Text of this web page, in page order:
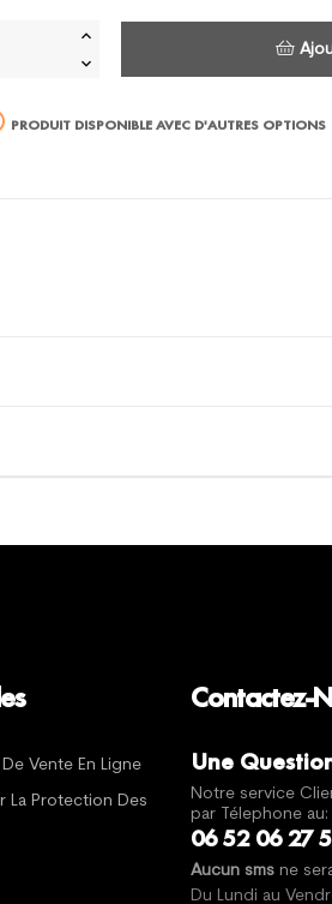
PRODUIT DISPONIBLE AVEC D'AUTRES OPTIONS
Vente En Ligne
La Protection Des
Contactez-
Une
Notre service
par Télephone au:
06 52 06 27
Aucun sms ne
Du Lundi au